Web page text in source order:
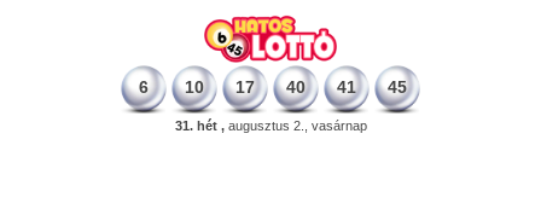
6 10 17 40 41 45
31. hét ,augusztus 2., vasárnap